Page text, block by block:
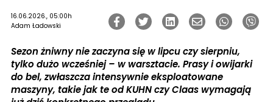
16.06.2026., 05:00h
Adam Ładowski
Sezon żniwny nie zaczyna się w lipcu czy sierpniu,
tylko dużo wcześniej – w warsztacie. Prasy i owijarki
do bel, zwłaszcza intensywnie eksploatowane
maszyny, takie jak te od KUHN czy Claas wymagają